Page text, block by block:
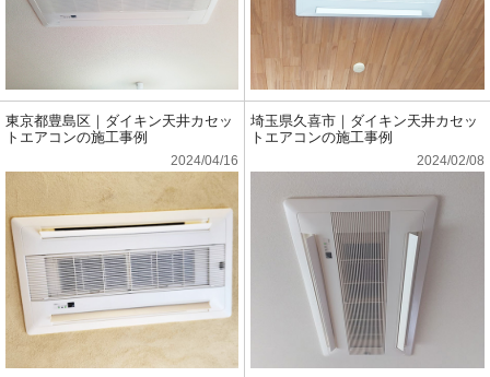
東京都豊島区｜ダイキン天井カセッ
トエアコンの施工事例
2024/04/16
埼玉県久喜市｜ダイキン天井カセッ
トエアコンの施工事例
2024/02/08